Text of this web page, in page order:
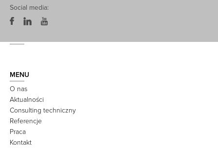
Social media:
MENU
O nas
Aktualności
Consulting techniczny
Referencje
Praca
Kontakt